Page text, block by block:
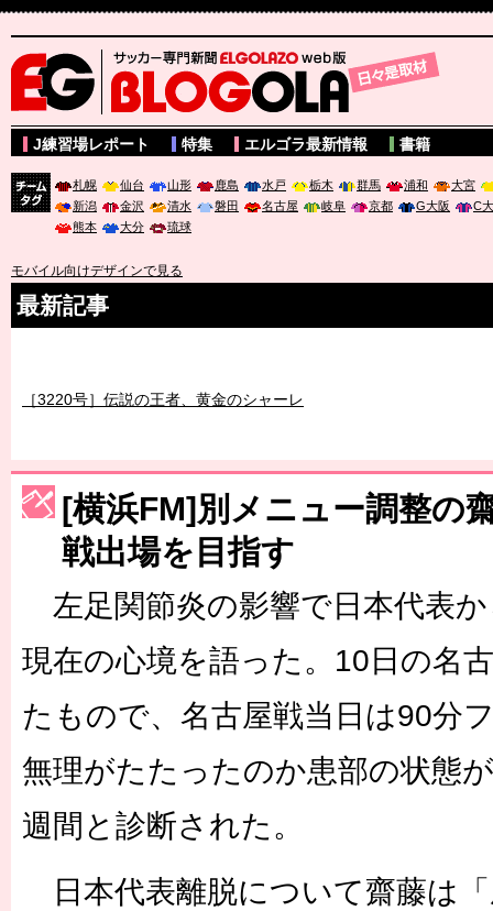
サッカー専門新聞ELGOLAZO web版 BLOGOLA
J練習場レポート 特集 エルゴラ最新情報 書籍
札幌 仙台 山形 鹿島 水戸 栃木 群馬 浦和
大宮
新潟
金沢 清水 磐田 名古屋 岐阜 京都 G大阪
C
熊本
大分 琉球
モバイル向けデザインで見る
最新記事
［3220号］伝説の王者、黄金のシャーレ
［3230号］世界一への夢は終わらない
［3223号］一丸。日本出陣
［3222号］史上最大のW杯開幕 注目は「個」
長谷川 アーリアジャスールさんがシンポジウム「気候変動から命
[横浜FM]別メニュー調整の
戦出場を目指す
左足関節炎の影響で日本代表
現在の心境を語った。10日の名
たもので、名古屋戦当日は90分
無理がたたったのか患部の状態
週間と診断された。
日本代表離脱について齋藤は